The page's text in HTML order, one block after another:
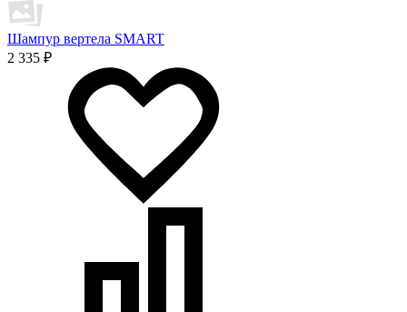
Шампур вертела SMART
2 335 ₽